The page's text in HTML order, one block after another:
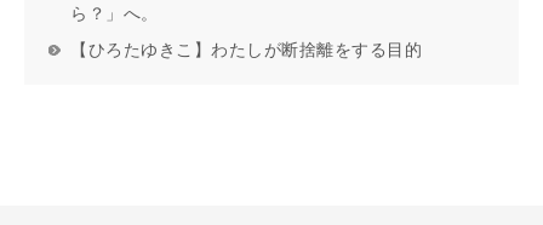
ら？」へ。
【ひろたゆきこ】わたしが断捨離をする目的